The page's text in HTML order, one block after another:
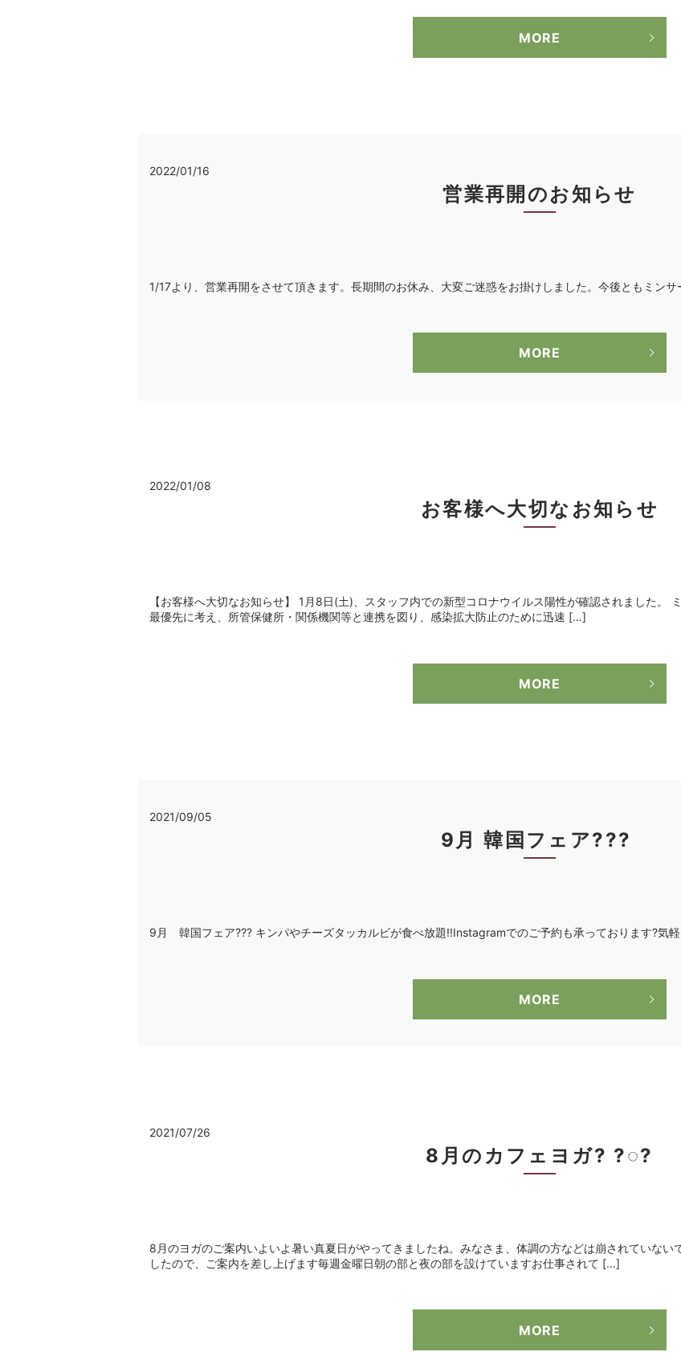
MORE
2022/01/16
営業再開のお知らせ
1/17より、営業再開をさせて頂きます。長期間のお休み、大変ご迷惑をお掛けしました。今後ともミンサ
MORE
2022/01/08
お客様へ大切なお知らせ
【お客様へ大切なお知らせ】 1月8日(土)、スタッフ内での新型コロナウイルス陽性が確認されました。
最優先に考え、所管保健所・関係機関等と連携を図り、感染拡大防止のために迅速 […]
MORE
2021/09/05
9月 韓国フェア??? ‎
9月 韓国フェア??? ‎キンパやチーズタッカルビが食べ放題!!Instagramでのご予約も承っております?気
MORE
2021/07/26
8月のカフェヨガ? ?◌?
8月のヨガのご案内いよいよ暑い真夏日がやってきましたね。みなさま、体調の方などは崩されていな
したので、ご案内を差し上げます毎週金曜日朝の部と夜の部を設けていますお仕事されて […]
MORE